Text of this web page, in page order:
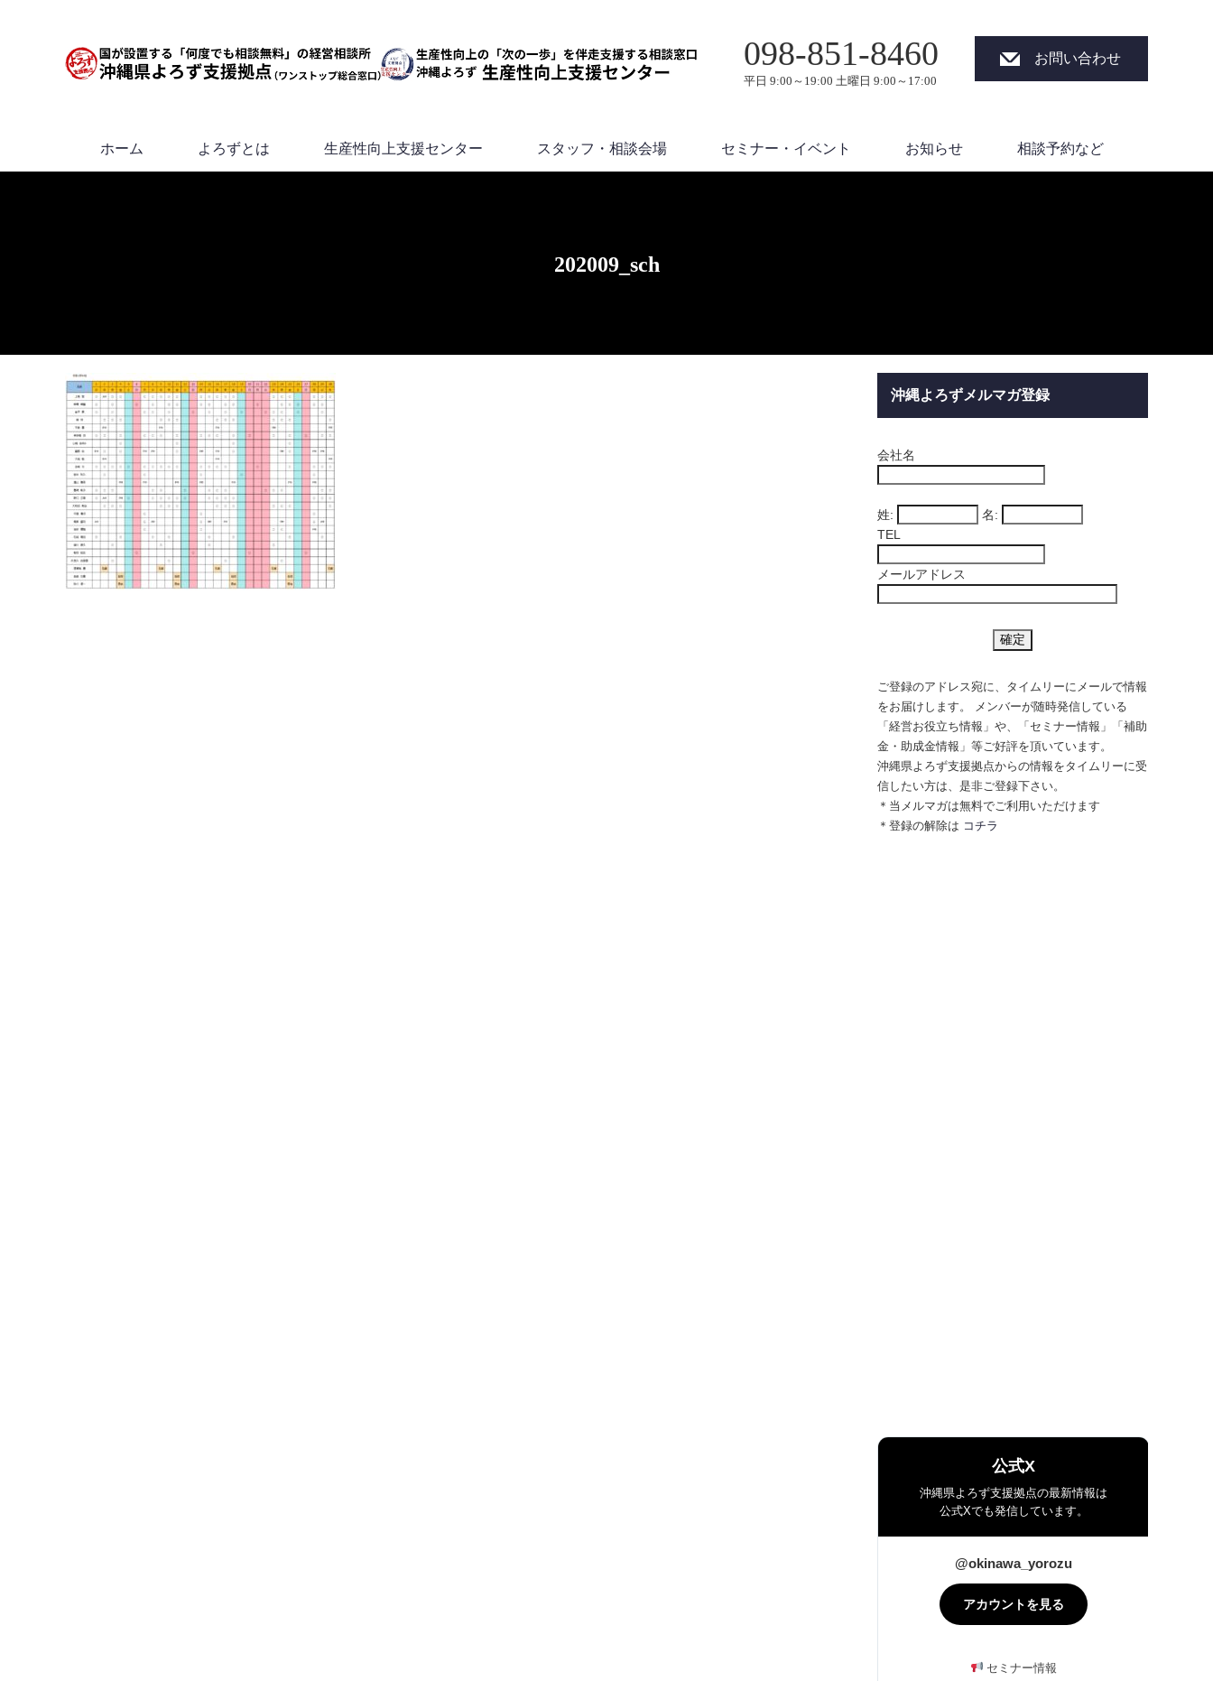
098-851-8460
平日 9:00～19:00 土曜日 9:00～17:00
お問い合わせ
ホーム よろずとは 生産性向上支援センター スタッフ・相談会場 セミナー・イベント お知らせ 相談予約など
202009_sch
沖縄よろずメルマガ登録
会社名
姓:
名:
TEL
メールアドレス
ご登録のアドレス宛に、タイムリーにメールで情報
をお届けします。 メンバーが随時発信している
「経営お役立ち情報」や、「セミナー情報」「補助
金・助成金情報」等ご好評を頂いています。
沖縄県よろず支援拠点からの情報をタイムリーに受
信したい方は、是非ご登録下さい。
＊当メルマガは無料でご利用いただけます
＊登録の解除は コチラ
公式X
沖縄県よろず支援拠点の最新情報は
公式Xでも発信しています。
@okinawa_yorozu
アカウントを見る
セミナー情報